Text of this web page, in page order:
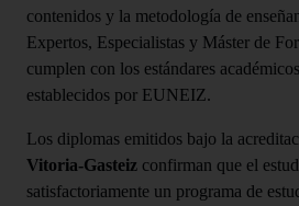
contenidos y la metodología de
Expertos, Especialistas y Máster de
cumplen con los estándares
establecidos por EUNEIZ.
Los diplomas emitidos bajo la
Vitoria-Gasteiz confirman que el
satisfactoriamente un programa de